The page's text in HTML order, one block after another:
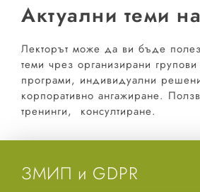
Актуални теми
Лекторът може да ви бъде
теми чрез организирани
програми, индивидуални
корпоративно ангажиране.
тренинги, консултиране.
ЗМИП и GDPR